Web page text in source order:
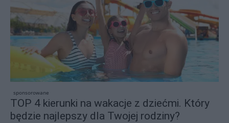
sponsorowane
TOP 4 kierunki na wakacje z dziećmi. Który
będzie najlepszy dla Twojej rodziny?